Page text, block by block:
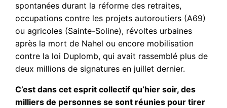
spontanées durant la réforme des retraites,
occupations contre les projets autoroutiers (A69)
ou agricoles (Sainte-Soline), révoltes urbaines
après la mort de Nahel ou encore mobilisation
contre la loi Duplomb, qui avait rassemblé plus de
deux millions de signatures en juillet dernier.
C’est dans cet esprit collectif qu’hier soir, des
milliers de personnes se sont réunies pour tirer